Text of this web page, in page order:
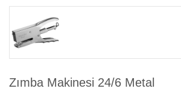
Zımba Makinesi 24/6 Metal